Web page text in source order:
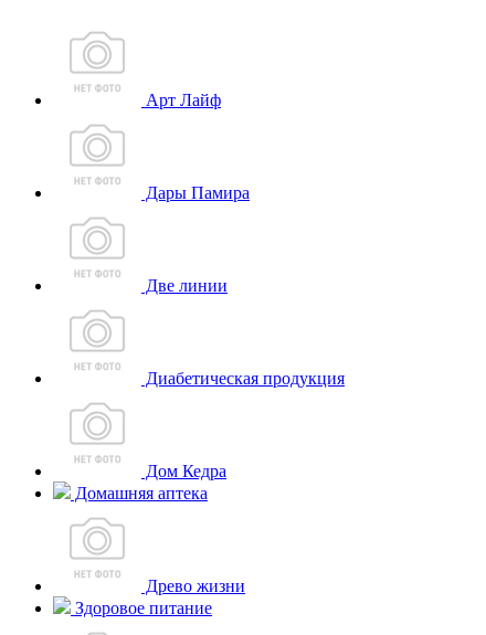
Арт Лайф
Дары Памира
Две линии
Диабетическая продукция
Дом Кедра
Домашняя аптека
Древо жизни
Здоровое питание